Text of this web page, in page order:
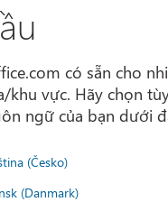
có sẵn cho
khu vực. Hãy chọn
ngữ của bạn dưới
(Česko)
(Danmark)